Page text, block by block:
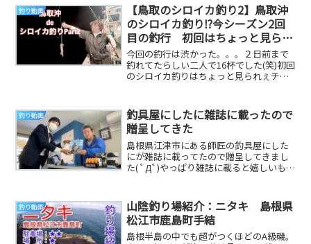
釣り動画
【鳥取のシロイカ釣り2】鳥取沖
のシロイカ釣り⁉今シーズン2回
目の釣行 初回はちょっと見られ
ぇチャンネルで♬
今回の釣行は渋かった。。。２日前まで
釣れてたらしい二人で16杯でした(笑)初回
のシロイカ釣りはちょっと見られぇチャ
釣り動画
釣具屋にしたに雑誌に載ったので
贈呈してきた
島根県江津市にある師匠の釣具屋にした
にが雑誌に載ってたので贈呈してきまし
た( ﾟДﾟ)やっぱり雑誌に載ると嬉しいもん
釣り動画
山陰釣り場紹介：ニタキ 島根県
松江市鹿島町手結
島根半島の中でも超がつくほどのA級磯。